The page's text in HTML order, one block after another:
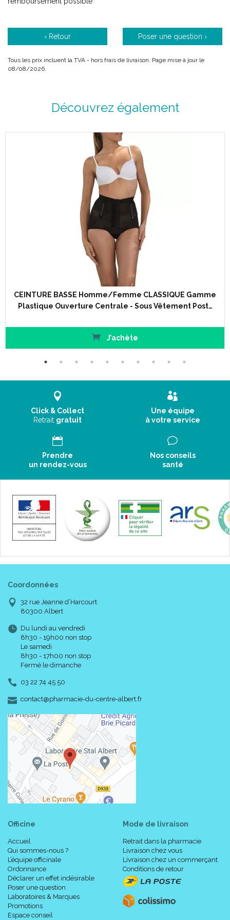
‹ Retour Poser une question ›
Tous les prix incluent la TVA - hors frais de livraison. Page mise à jour le
08/08/2026.
Découvrez également
CEINTURE BASSE Homme/Femme CLASSIQUE Gamme
Plastique Ouverture Centrale - Sous Vêtement Post…
J’achète
Click & Collect
Retrait gratuit
Une équipe
à votre service
Prendre
un rendez-vous
Nos conseils
santé
Coordonnées
32 rue Jeanne d’Harcourt
80300 Albert
Du lundi au vendredi
8h30 - 19h00 non stop
Le samedi
8h30 - 17h00 non stop
Fermé le dimanche
03 22 74 45 50
contact-
@-
pharmacie-du-centre-albert.fr
Officine
Accueil
Qui sommes-nous ?
L’équipe officinale
Ordonnance
Déclarer un effet indésirable
Poser une question
Laboratoires & Marques
Promotions
Espace conseil
Mode de livraison
Retrait dans la pharmacie
Livraison chez vous
Livraison chez un commerçant
Conditions de retour